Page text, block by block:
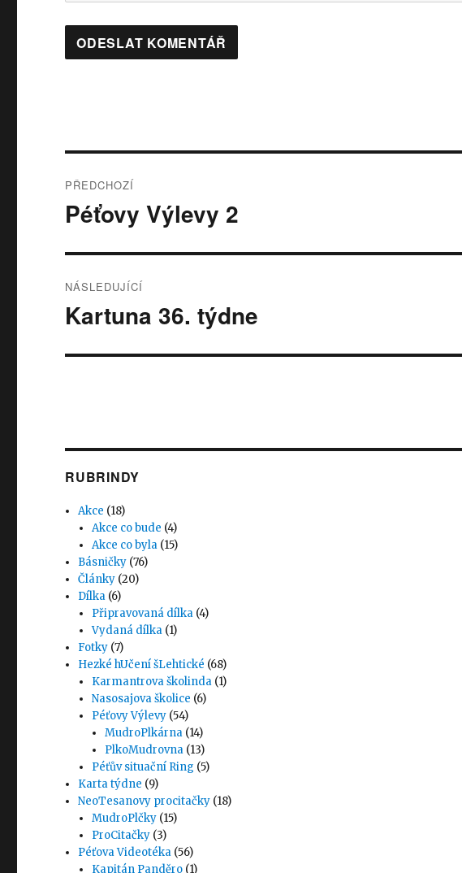
pro
PŘEDCHOZÍ
Předchozí
Péťovy Výlevy 2
NÁSLEDUJÍCÍ
Následující
Kartuna 36. týdne
RUBRINDY
Akce (18)
Akce co bude (4)
Akce co byla(15)
Básničky (76)
Články (20)
Dílka (6)
Připravovaná dílka(4)
Vydaná dílka(1)
Fotky (7)
Hezké hUčení šLehtické (68)
Karmantrova školinda(1)
Nasosajova školice (6)
Péťovy Výlevy(54)
MudroPlkárna(14)
PlkoMudrovna(13)
Péťův situační Ring (5)
Karta týdne (9)
NeoTesanovy procitačky (18)
MudroPlčky(15)
ProCitačky(3)
Péťova Videotéka (56)
Kapitán Panděro(1)